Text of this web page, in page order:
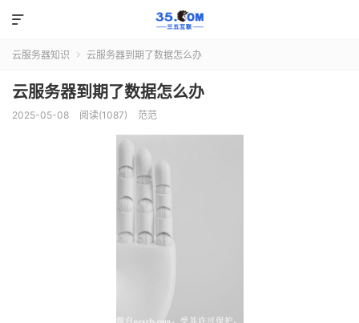

云服务器知识  云服务器到期了数据怎么办
云服务器到期了数据怎么办
2025-05-08 阅读(1087) 范范